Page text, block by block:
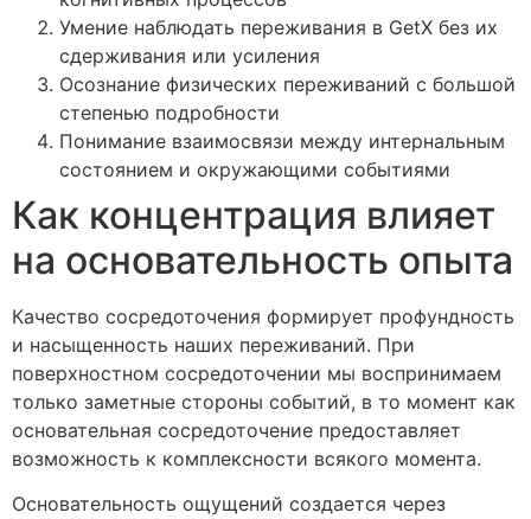
Умение наблюдать переживания в GetX без их
сдерживания или усиления
Осознание физических переживаний с большой
степенью подробности
Понимание взаимосвязи между интернальным
состоянием и окружающими событиями
Как концентрация влияет
на основательность опыта
Качество сосредоточения формирует профундность
и насыщенность наших переживаний. При
поверхностном сосредоточении мы воспринимаем
только заметные стороны событий, в то момент как
основательная сосредоточение предоставляет
возможность к комплексности всякого момента.
Основательность ощущений создается через